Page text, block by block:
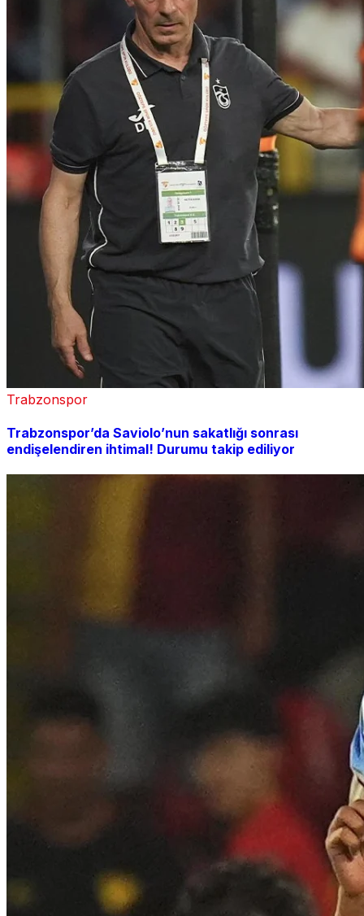
Trabzonspor
Trabzonspor’da Saviolo’nun sakatlığı sonrası
endişelendiren ihtimal! Durumu takip ediliyor